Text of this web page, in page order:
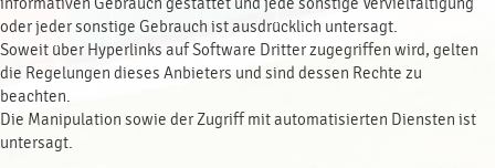
oder jeder sonstige Gebrauch ist ausdrücklich untersagt.
Soweit über Hyperlinks auf Software Dritter zugegriffen wird, gelten
die Regelungen dieses Anbieters und sind dessen Rechte zu
beachten.
Die Manipulation sowie der Zugriff mit automatisierten Diensten ist
untersagt.